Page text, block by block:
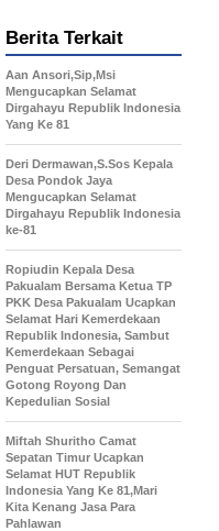
Berita Terkait
Aan Ansori,Sip,Msi
Mengucapkan Selamat
Dirgahayu Republik Indonesia
Yang Ke 81
Deri Dermawan,S.Sos Kepala
Desa Pondok Jaya
Mengucapkan Selamat
Dirgahayu Republik Indonesia
ke-81
Ropiudin Kepala Desa
Pakualam Bersama Ketua TP
PKK Desa Pakualam Ucapkan
Selamat Hari Kemerdekaan
Republik Indonesia, Sambut
Kemerdekaan Sebagai
Penguat Persatuan, Semangat
Gotong Royong Dan
Kepedulian Sosial
Miftah Shuritho Camat
Sepatan Timur Ucapkan
Selamat HUT Republik
Indonesia Yang Ke 81,Mari
Kita Kenang Jasa Para
Pahlawan